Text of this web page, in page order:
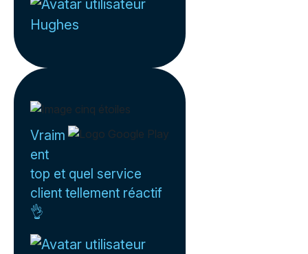
Hughes
Vraim
ent
top et quel service
client tellement réactif
👌